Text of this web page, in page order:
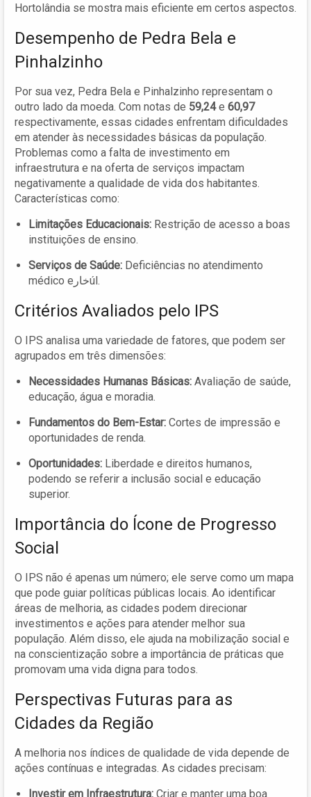
Hortolândia se mostra mais eficiente em certos aspectos.
Desempenho de Pedra Bela e
Pinhalzinho
Por sua vez, Pedra Bela e Pinhalzinho representam o
outro lado da moeda. Com notas de 59,24e 60,97
respectivamente, essas cidades enfrentam dificuldades
em atender às necessidades básicas da população.
Problemas como a falta de investimento em
infraestrutura e na oferta de serviços impactam
negativamente a qualidade de vida dos habitantes.
Características como:
Limitações Educacionais: Restrição de acesso a boas
instituições de ensino.
Serviços de Saúde: Deficiências no atendimento
médico eخارúl.
Critérios Avaliados pelo IPS
O IPS analisa uma variedade de fatores, que podem ser
agrupados em três dimensões:
Necessidades Humanas Básicas: Avaliação de saúde,
educação, água e moradia.
Fundamentos do Bem-Estar: Cortes de impressão e
oportunidades de renda.
Oportunidades: Liberdade e direitos humanos,
podendo se referir a inclusão social e educação
superior.
Importância do Ícone de Progresso
Social
O IPS não é apenas um número; ele serve como um mapa
que pode guiar políticas públicas locais. Ao identificar
áreas de melhoria, as cidades podem direcionar
investimentos e ações para atender melhor sua
população. Além disso, ele ajuda na mobilização social e
na conscientização sobre a importância de práticas que
promovam uma vida digna para todos.
Perspectivas Futuras para as
Cidades da Região
A melhoria nos índices de qualidade de vida depende de
ações contínuas e integradas. As cidades precisam:
Investir em Infraestrutura: Criar e manter uma boa